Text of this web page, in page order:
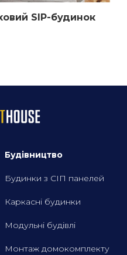
SIP-будинок
Будівництво
Будинки з СІП панелей
Каркасні будинки
Модульні будівлі
Монтаж домокомплекту